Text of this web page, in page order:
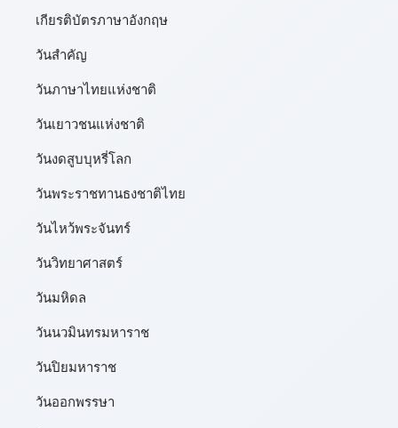
เกียรติบัตรภาษาอังกฤษ
วันสำคัญ
วันภาษาไทยแห่งชาติ
วันเยาวชนแห่งชาติ
วันงดสูบบุหรี่โลก
วันพระราชทานธงชาติไทย
วันไหว้พระจันทร์​
วันวิทยาศาสตร์
วันมหิดล
วันนวมินทรมหาราช
วันปิยมหาราช
วันออกพรรษา